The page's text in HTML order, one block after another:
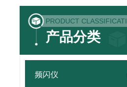
PRODUCT
产品分类
频闪仪